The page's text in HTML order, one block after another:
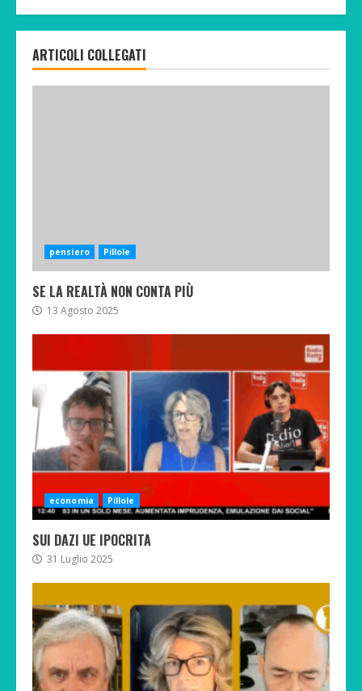
ARTICOLI COLLEGATI
pensiero Pillole
SE LA REALTÀ NON CONTA PIÙ
13 Agosto 2025
economia Pillole
SUI DAZI UE IPOCRITA
31 Luglio 2025